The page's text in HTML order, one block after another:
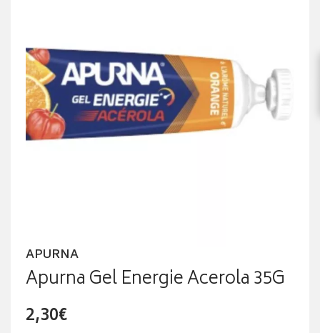
APURNA
Apurna Gel Energie Acerola 35G
2,30€